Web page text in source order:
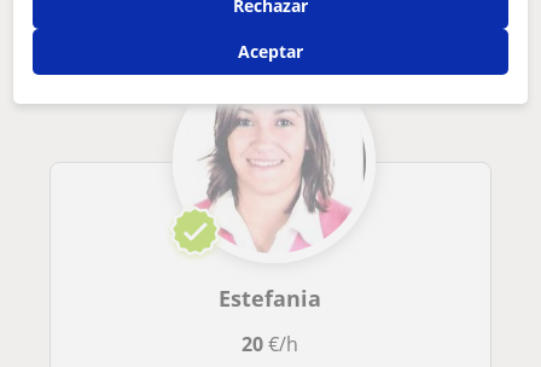
Estefania
20€/h
Rechazar
Aceptar